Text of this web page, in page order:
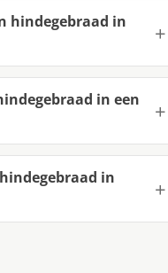
hindegebraad in
in een
in